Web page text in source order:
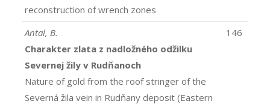
reconstruction of wrench zones
Antal, B.
Charakter zlata z nadložného odžilku
Severnej žily v Rudňanoch
Nature of gold from the roof stringer of the
Severná žila vein in Rudňany deposit (Eastern
146